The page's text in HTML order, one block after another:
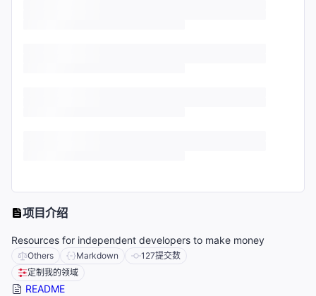
项目介绍
Resources for independent developers to make money
Others Markdown 127提交数
定制我的领域
README